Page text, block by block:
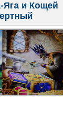
Яга и Кощей